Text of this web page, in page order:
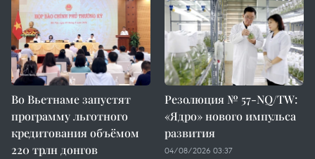
Во Вьетнаме запустят
программу льготного
кредитования объёмом
220 трлн донгов
Резолюция № 57-NQ/TW:
«Ядро» нового импульса
развития
04/08/2026 03:37